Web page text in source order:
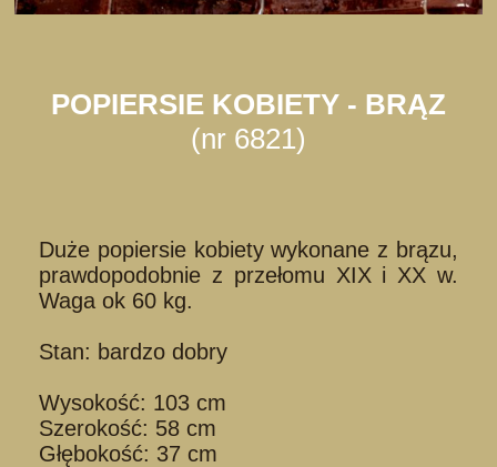
POPIERSIE KOBIETY - BRĄZ
(nr 6821)
Duże popiersie kobiety wykonane z brązu,
prawdopodobnie z przełomu XIX i XX w.
Waga ok 60 kg.
Stan: bardzo dobry
Wysokość: 103 cm
Szerokość: 58 cm
Głębokość: 37 cm